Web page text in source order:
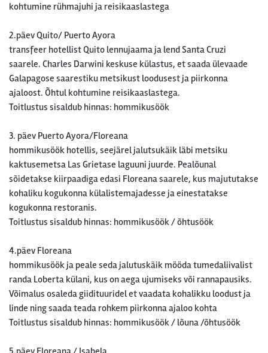
kohtumine rühmajuhi ja reisikaaslastega
2.päev Quito/ Puerto Ayora
transfeer hotellist Quito lennujaama ja lend Santa Cruzi
saarele. Charles Darwini keskuse külastus, et saada ülevaade
Galapagose saarestiku metsikust loodusest ja piirkonna
ajaloost. Õhtul kohtumine reisikaaslastega.
Toitlustus sisaldub hinnas: hommikusöök
3. päev Puerto Ayora/Floreana
hommikusöök hotellis, seejärel jalutsukäik läbi metsiku
kaktusemetsa Las Grietase laguuni juurde. Pealõunal
sõidetakse kiirpaadiga edasi Floreana saarele, kus majututakse
kohaliku kogukonna külalistemajadesse ja einestatakse
kogukonna restoranis.
Toitlustus sisaldub hinnas: hommikusöök / õhtusöök
4.päev Floreana
hommikusöök ja peale seda jalutuskäik mööda tumedaliivalist
randa Loberta külani, kus on aega ujumiseks või rannapausiks.
Võimalus osaleda giidituuridel et vaadata kohalikku loodust ja
linde ning saada teada rohkem piirkonna ajaloo kohta
Toitlustus sisaldub hinnas: hommikusöök / lõuna /õhtusöök